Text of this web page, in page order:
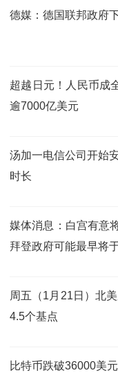
德媒：德国联邦政府
超越日元！人民币成
逾7000亿美元
汤加一电信公司开始
时长
媒体消息：白宫有意
拜登政府可能最早将
周五（1月21日）北
4.5个基点
比特币跌破36000美